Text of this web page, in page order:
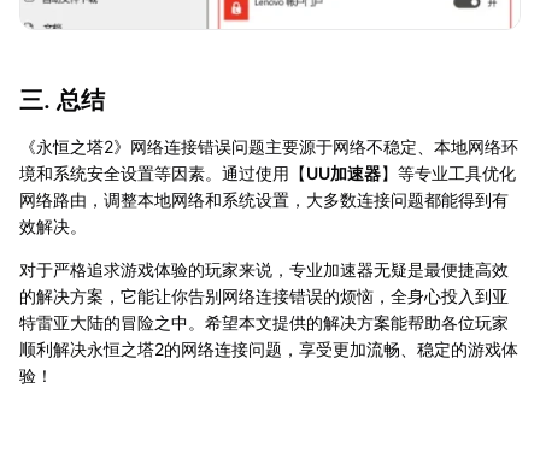
三. 总结
《永恒之塔2》网络连接错误问题主要源于网络不稳定、本地网络环
境和系统安全设置等因素。通过使用【UU加速器】等专业工具优化
网络路由，调整本地网络和系统设置，大多数连接问题都能得到有
效解决。
对于严格追求游戏体验的玩家来说，专业加速器无疑是最便捷高效
的解决方案，它能让你告别网络连接错误的烦恼，全身心投入到亚
特雷亚大陆的冒险之中。希望本文提供的解决方案能帮助各位玩家
顺利解决永恒之塔2的网络连接问题，享受更加流畅、稳定的游戏体
验！